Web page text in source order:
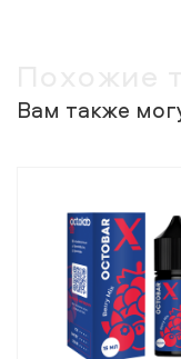
Вам также